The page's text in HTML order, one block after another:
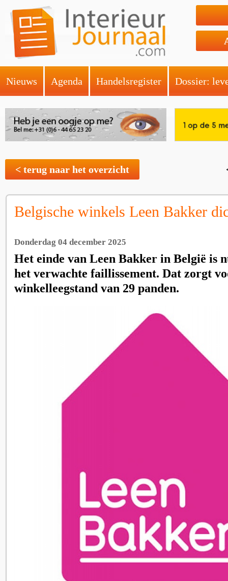
Nieuws Agenda Handelsregister Dossier:
< terug naar het overzicht
Belgische winkels Leen Bakker
Donderdag 04 december 2025
Het einde van Leen Bakker in België is
het verwachte faillissement. Dat zorgt
winkelleegstand van 29 panden.